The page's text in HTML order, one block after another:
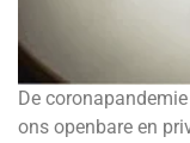
De
ons openbare en